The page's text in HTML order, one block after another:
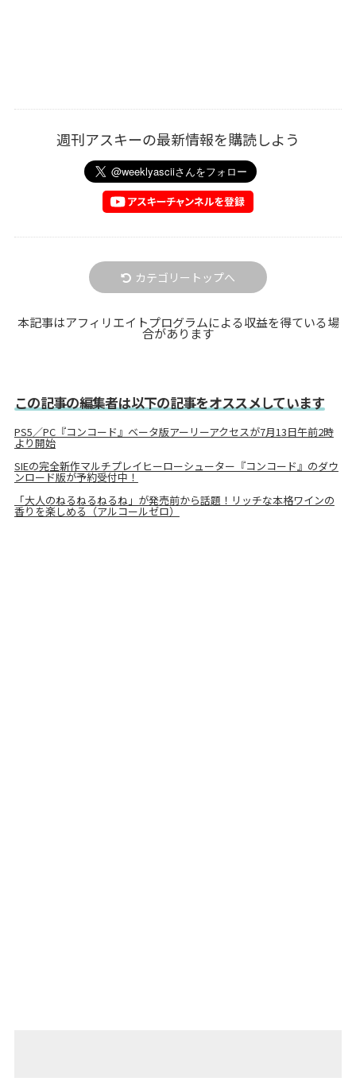
週刊アスキーの最新情報を購読しよう
カテゴリートップへ
本記事はアフィリエイトプログラムによる収益を得ている場
合があります
この記事の編集者は以下の記事をオススメしています
PS5／PC『コンコード』ベータ版アーリーアクセスが7月13日午前2時
より開始
SIEの完全新作マルチプレイヒーローシューター『コンコード』のダウ
ンロード版が予約受付中！
「大人のねるねるねるね」が発売前から話題！リッチな本格ワインの
香りを楽しめる（アルコールゼロ）